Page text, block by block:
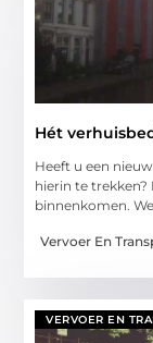
Hét
Heeft u een
hierin te trekken?
binnenkomen.
Vervoer En
VERVOER EN